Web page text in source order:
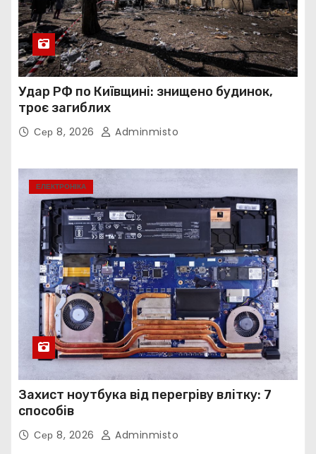
Удар РФ по Київщині: знищено будинок,
троє загиблих
Сер 8, 2026 Adminmisto
ЕЛЕКТРОНІКА
Захист ноутбука від перегріву влітку: 7
способів
Сер 8, 2026 Adminmisto